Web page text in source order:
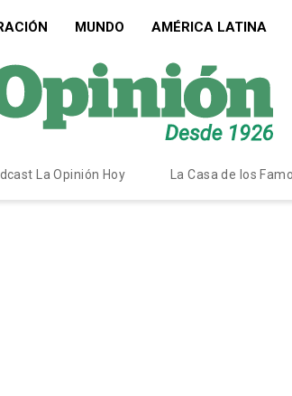
MUNDO AMÉRICA LATINA
La Opinión Hoy La Casa de los